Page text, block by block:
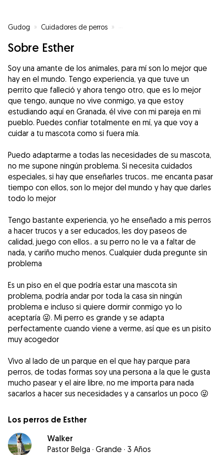
Gudog » Cuidadores de perros » Cuidadores de perros en
Sobre Esther
Soy una amante de los animales, para mí son lo mejor que
hay en el mundo. Tengo experiencia, ya que tuve un
perrito que falleció y ahora tengo otro, que es lo mejor
que tengo, aunque no vive conmigo, ya que estoy
estudiando aquí en Granada, él vive con mi pareja en mi
pueblo. Puedes confiar totalmente en mí, ya que voy a
cuidar a tu mascota como si fuera mía.
Puedo adaptarme a todas las necesidades de su mascota,
no me supone ningún problema. Si necesita cuidados
especiales, si hay que enseñarles trucos.. me encanta pasar
tiempo con ellos, son lo mejor del mundo y hay que darles
todo lo mejor
Tengo bastante experiencia, yo he enseñado a mis perros
a hacer trucos y a ser educados, les doy paseos de
calidad, juego con ellos.. a su perro no le va a faltar de
nada, y cariño mucho menos. Cualquier duda pregunte sin
problema
Es un piso en el que podría estar una mascota sin
problema, podría andar por toda la casa sin ningún
problema e incluso si quiere dormir conmigo yo lo
aceptaría 😜. Mi perro es grande y se adapta
perfectamente cuando viene a verme, así que es un pisito
muy acogedor
Vivo al lado de un parque en el que hay parque para
perros, de todas formas soy una persona a la que le gusta
mucho pasear y el aire libre, no me importa para nada
sacarlos a hacer sus necesidades y a cansarlos un poco 😜
Los perros de Esther
Walker
Pastor Belga · Grande · 3 Años